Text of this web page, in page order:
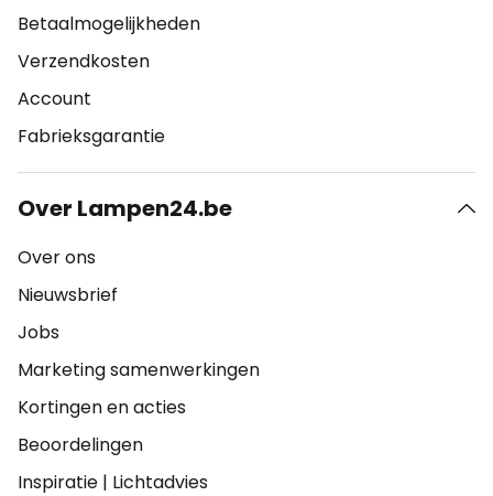
Betaalmogelijkheden
Verzendkosten
Account
Fabrieksgarantie
Over Lampen24.be
Over ons
Nieuwsbrief
Jobs
Marketing samenwerkingen
Kortingen en acties
Beoordelingen
Inspiratie | Lichtadvies